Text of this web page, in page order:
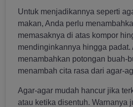
Untuk menjadikannya seperti
makan, Anda perlu
memasaknya di atas kompor
mendinginkannya hingga padat.
menambahkan potongan buah-
menambah cita rasa dari agar-
Agar-agar mudah hancur jika
atau ketika disentuh. Warnanya